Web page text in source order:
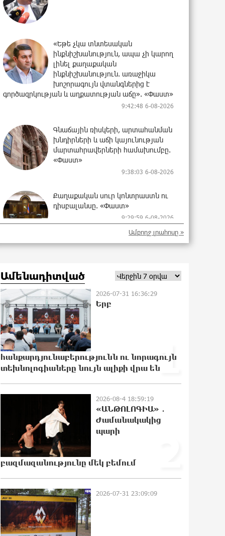
«Եթե չկա տնտեսական
ինքնիշխանություն, ապա չի կարող
լինել քաղաքական
ինքնիշխանություն. առաջիկա
խոշորագույն վտանգներից է
գործազրկության և աղքատության աճը». «Փաստ»
9:42:48 6-08-2026
Գնաճային ռիսկերի, արտահանման
խնդիրների և աճի կայունության
մարտահրավերների համախումբը.
«Փաստ»
9:38:03 6-08-2026
Քաղաքական սուր կոնտրաստն ու
դիսբալանսը. «Փաստ»
9:29:59 6-08-2026
հետաքրքրու՞մ. «Փաստ»
Նոր պարտքեր են ներգրավում
ճեղքերը փակելու համար. «Փաստ»
կախվածության վտանգները.
«Փաստ»
9:18:24 6-08-2026
Ես հավատում եմ, որ «Արարարտ-
Արմենիան» ունակ է անցնել
որակավորման վերջին փուլ.
Բերեզովսկի
0:57:28 6-08-2026
Գերմանիայում ահաբեկչության
գործով քննություն է սկսվել
Լայպցիգի օդանավակայանում
պայթուցիկով անօդաչու սարք
Ամբողջ լրահոսը »
Ամենադիտված
1
2026-07-31 16:36:29
Երբ
հանքարդյունաբերությունն ու նորագույն
տեխնոլոգիաները նույն ալիքի վրա են
2026-08-4 18:59:19
«ԱՆԹՈԼՈԳԻԱ» ․
Ժամանակակից
պարի
բազմազանությունը մեկ բեմում
2026-07-31 23:09:09